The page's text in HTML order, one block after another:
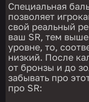
Специальная
позволяет
свой реальный
ваш SR, тем
уровне, то,
низкий. После
от бронзы и до
забывать про
про SR: